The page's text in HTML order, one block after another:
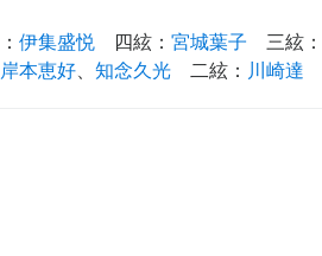
： 伊集盛悦 四絃 ： 宮城葉子 三絃 ：
岸本恵好 知念久光 二絃 ： 川崎達